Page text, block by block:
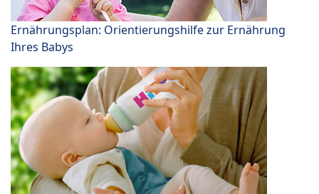
Ernährungsplan: Orientierungshilfe zur Ernährung
Ihres Babys